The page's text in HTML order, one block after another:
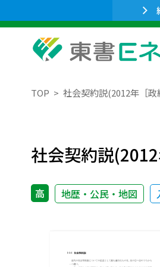
TOP 社会契約説(2012年［政
社会契約説
高 地歴・公民・地図